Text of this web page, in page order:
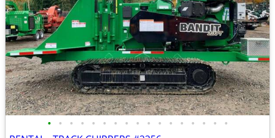
• • • • • • • • • • • • • • • • •